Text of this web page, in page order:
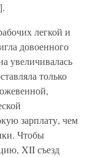
легкой и
довоенного
увеличивалась
только
зарплату, чем
Чтобы
XII съезд